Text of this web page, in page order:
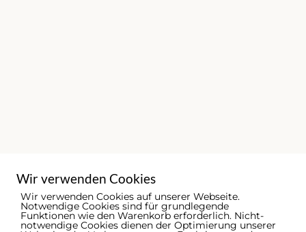
Wir verwenden Cookies
Wir verwenden Cookies auf unserer Webseite.
Notwendige Cookies sind für grundlegende
Funktionen wie den Warenkorb erforderlich. Nicht-
notwendige Cookies dienen der Optimierung unserer